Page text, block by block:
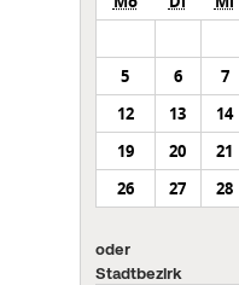
5
6 7
12
13 14
19
20 21
26
27 28
oder
Stadtbezirk